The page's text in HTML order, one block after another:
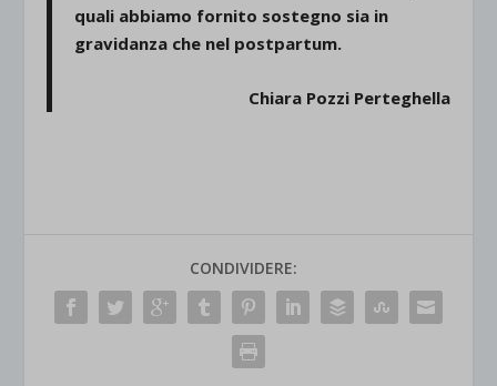
quali abbiamo fornito sostegno sia in
gravidanza che nel postpartum.
Chiara Pozzi Perteghella
CONDIVIDERE: